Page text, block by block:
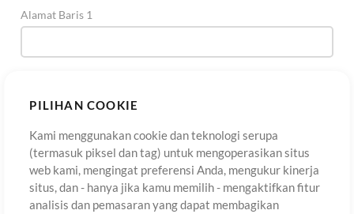
PILIHAN COOKIE
Kami menggunakan cookie dan teknologi serupa
(termasuk piksel dan tag) untuk mengoperasikan situs
web kami, mengingat preferensi Anda, mengukur kinerja
situs, dan - hanya jika kamu memilih - mengaktifkan fitur
analisis dan pemasaran yang dapat membagikan
Alamat Baris 1
Kota
Negara